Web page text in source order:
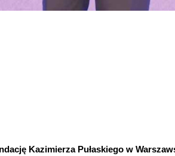
Kazimierza Pułaskiego w